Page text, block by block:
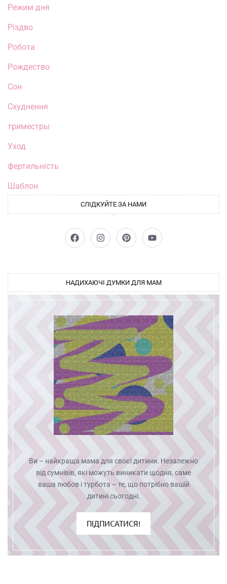
Режим дня
Різдво
Робота
Рождество
Сон
Схуднення
триместры
Уход
фертильність
Шаблон
СЛІДКУЙТЕ ЗА НАМИ
НАДИХАЮЧІ ДУМКИ ДЛЯ МАМ
Ви – найкраща мама для своєї дитини. Незалежно
від сумнівів, які можуть виникати щодня, саме
ваша любов і турбота – те, що потрібно вашій
дитині сьогодні.
ПІДПИСАТИСЯ!